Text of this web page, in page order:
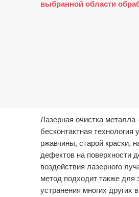
выбранной области
Лазерная очистка металла
бесконтактная технология
ржавчины, старой краски,
дефектов на поверхности
воздействия лазерного
метод подходит также для
устранения многих других